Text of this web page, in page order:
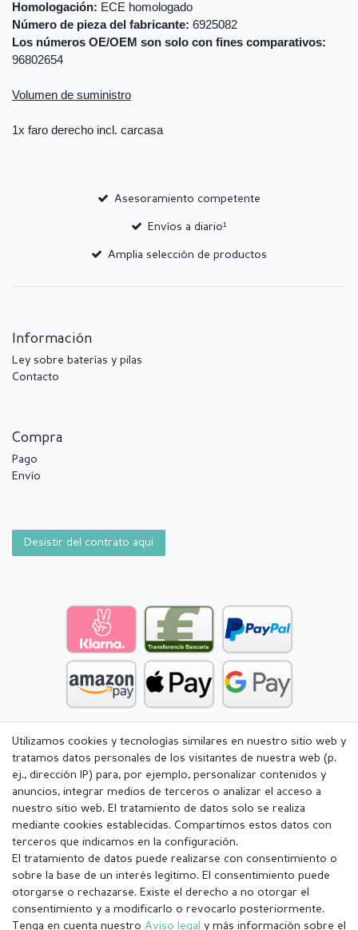
Homologación: ECE homologado
Número de pieza del fabricante: 6925082
Los números OE/OEM son solo con fines comparativos:
96802654
Volumen de suministro
1x faro derecho incl. carcasa
Asesoramiento competente
Envíos a diario¹
Amplia selección de productos
Información
Ley sobre baterías y pilas
Contacto
Compra
Pago
Envío
Desistir del contrato aquí
Utilizamos cookies y tecnologías similares en nuestro sitio web y
tratamos datos personales de los visitantes de nuestra web (p.
ej., dirección IP) para, por ejemplo, personalizar contenidos y
anuncios, integrar medios de terceros o analizar el acceso a
nuestro sitio web. El tratamiento de datos solo se realiza
mediante cookies establecidas. Compartimos estos datos con
terceros que indicamos en la configuración.
El tratamiento de datos puede realizarse con consentimiento o
sobre la base de un interés legítimo. El consentimiento puede
otorgarse o rechazarse. Existe el derecho a no otorgar el
consentimiento y a modificarlo o revocarlo posteriormente.
Tenga en cuenta nuestro Aviso legal y más información sobre el